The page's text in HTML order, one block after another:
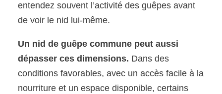
entendez souvent l’activité des guêpes avant
de voir le nid lui-même.
Un nid de guêpe commune peut aussi
dépasser ces dimensions. Dans des
conditions favorables, avec un accès facile à la
nourriture et un espace disponible, certains